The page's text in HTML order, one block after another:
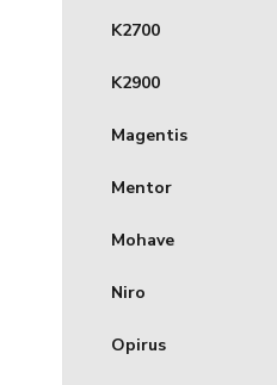
K2700
K2900
Magentis
Mentor
Mohave
Niro
Opirus